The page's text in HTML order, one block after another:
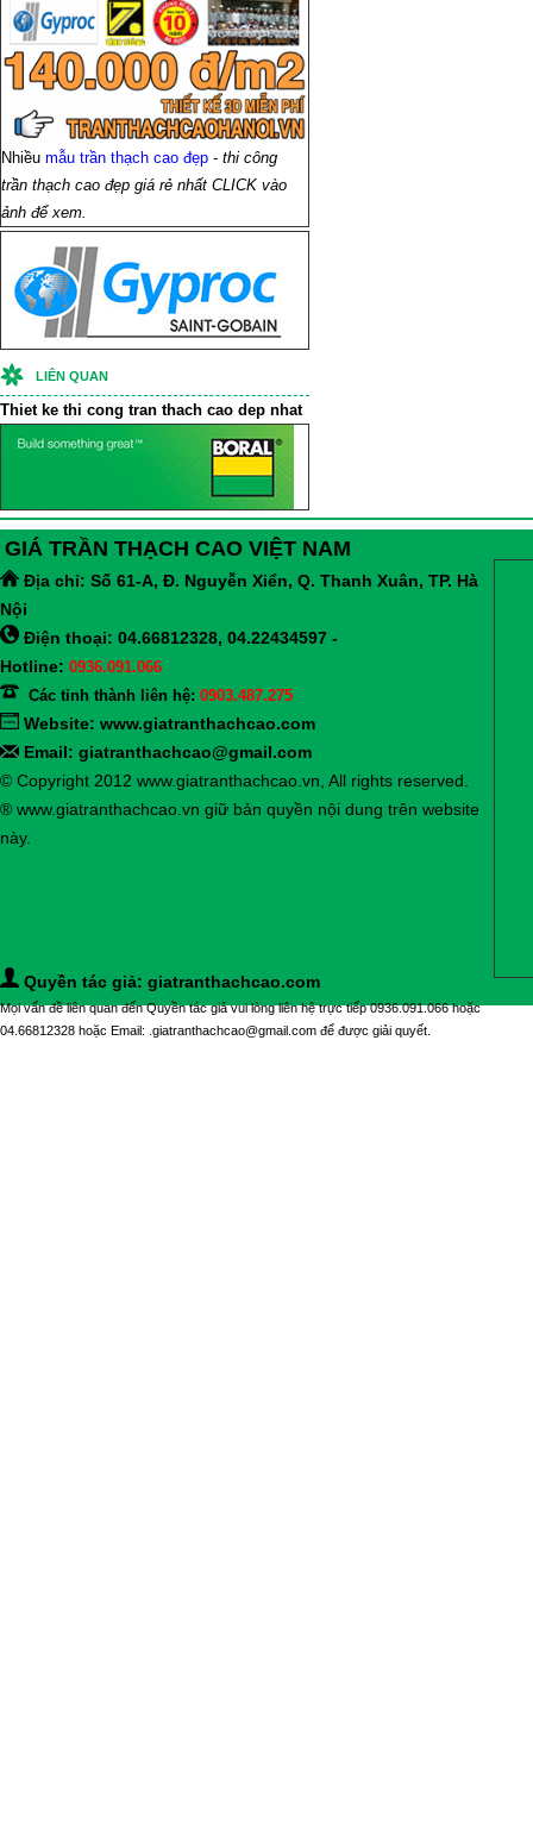
Nhiều mẫu trần thạch cao đẹp - thi công
trần thạch cao đẹp giá rẻ nhất CLICK vào
ảnh để xem.
LIÊN QUAN
Thiet ke thi cong tran thach cao dep nhat
GIÁ TRẦN THẠCH CAO VIỆT NAM
Địa chỉ: Số 61-A, Đ. Nguyễn Xiển, Q. Thanh Xuân, TP. Hà
Nội
Điện thoại: 04.66812328, 04.22434597 -
Hotline: 0936.091.066
Các tỉnh thành liên hệ: 0903.487.275
Website: www.giatranthachcao.com
Email: giatranthachcao@gmail.com
© Copyright 2012 www.giatranthachcao.vn, All rights reserved.
® www.giatranthachcao.vn giữ bản quyền nội dung trên website
này.
Quyền tác giả: giatranthachcao.com
Mọi vấn đề liên quan đến Quyền tác giả vui lòng liên hệ trực tiếp 0936.091.066 hoặc
04.66812328 hoặc Email: .giatranthachcao@gmail.com để được giải quyết.